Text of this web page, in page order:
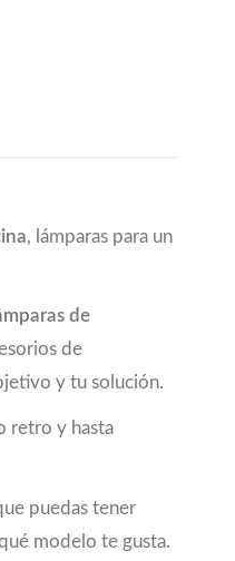
, lámparas para un
de
de
y tu solución.
retro y hasta
puedas tener
modelo te gusta.